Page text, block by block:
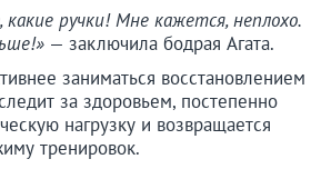
ручки! Мне кажется, неплохо.
— заключила бодрая Агата.
заниматься восстановлением
за здоровьем, постепенно
нагрузку и возвращается
тренировок.